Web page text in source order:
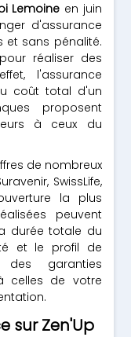
Lemoine en juin
d'assurance
et sans pénalité.
réaliser des
l'assurance
coût total d'un
proposent
à ceux du
de nombreux
SwissLife,
la plus
peuvent
durée totale du
et le profil de
garanties
celles de votre
sur Zen'Up